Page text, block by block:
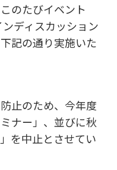
のたびイベント
ンディスカッション
記の通り実施いた
止のため、今年度
ナー」、並びに秋
を中止とさせてい